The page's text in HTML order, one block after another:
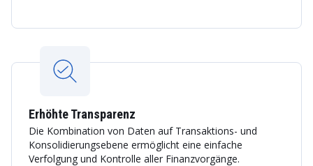
Erhöhte Transparenz
Die Kombination von Daten auf Transaktions- und
Konsolidierungsebene ermöglicht eine einfache
Verfolgung und Kontrolle aller Finanzvorgänge.